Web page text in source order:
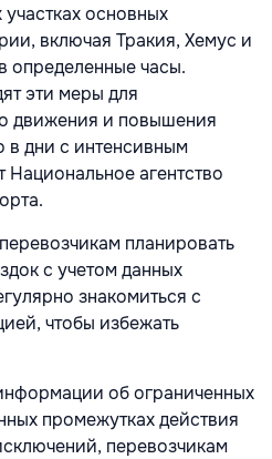
основных
включая Тракия, Хемус и
определенные часы.
эти меры для
движения и повышения
в дни с интенсивным
агентство
планировать
с учетом данных
знакомиться с
чтобы избежать
об ограниченных
промежутках действия
перевозчикам